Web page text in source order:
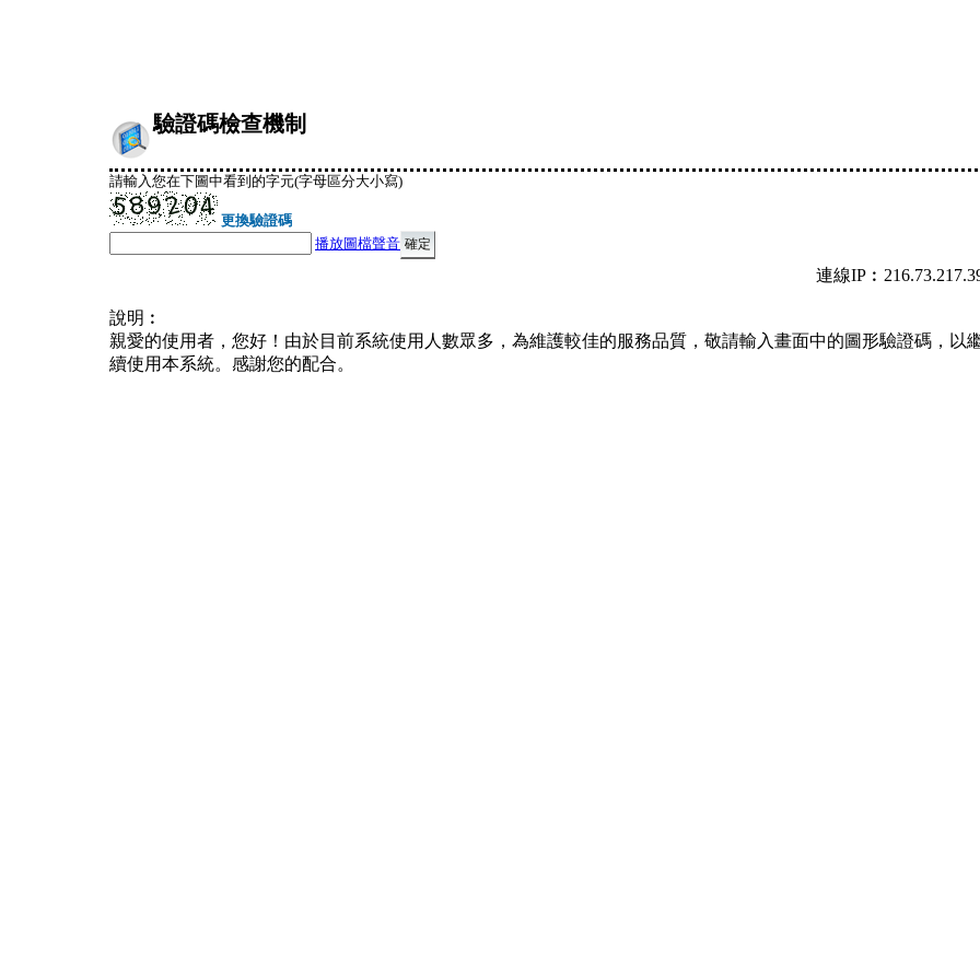
驗證碼檢查機制
請輸入您在下圖中看到的字元(字母區分大小寫)
更換驗證碼
播放圖檔聲音
連線
說明︰
親愛的使用者，您好！由於目前系統使用人數眾多，為維護較佳的服務品質，敬請輸入畫面中的圖形驗證碼，以
續使用本系統。感謝您的配合。